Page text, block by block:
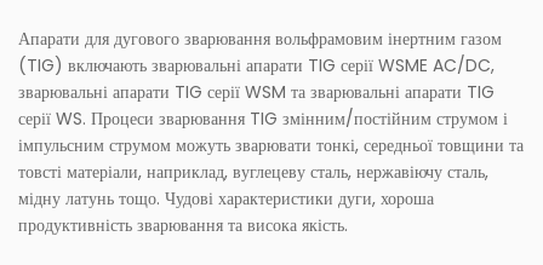
Апарати для дугового зварювання вольфрамовим інертним газом
(TIG) включають зварювальні апарати TIG серії WSME AC/DC,
зварювальні апарати TIG серії WSM та зварювальні апарати TIG
серії WS. Процеси зварювання TIG змінним/постійним струмом і
імпульсним струмом можуть зварювати тонкі, середньої товщини та
товсті матеріали, наприклад, вуглецеву сталь, нержавіючу сталь,
мідну латунь тощо. Чудові характеристики дуги, хороша
продуктивність зварювання та висока якість.